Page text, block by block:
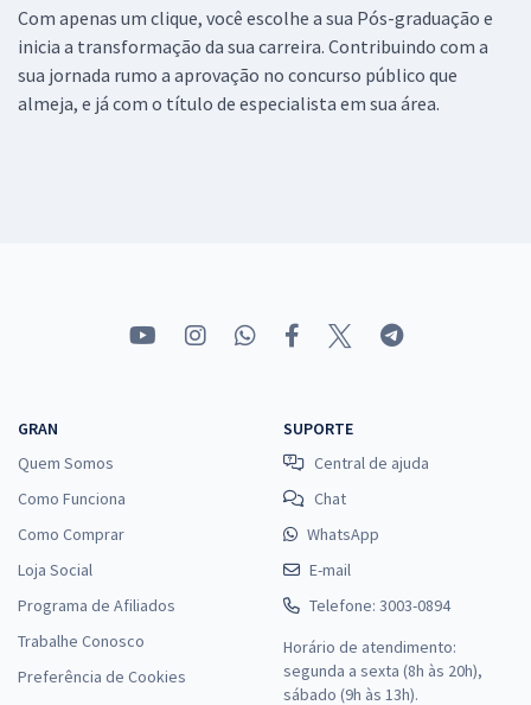
Com apenas um clique, você escolhe a sua Pós-graduação e
inicia a transformação da sua carreira. Contribuindo com a
sua jornada rumo a aprovação no concurso público que
almeja, e já com o título de especialista em sua área.
GRAN
Quem Somos
Como Funciona
Como Comprar
Loja Social
Programa de Afiliados
Trabalhe Conosco
Preferência de Cookies
SUPORTE
Central de ajuda
Chat
WhatsApp
E-mail
Telefone: 3003-0894
Horário de atendimento:
segunda a sexta (8h às 20h),
sábado (9h às 13h).